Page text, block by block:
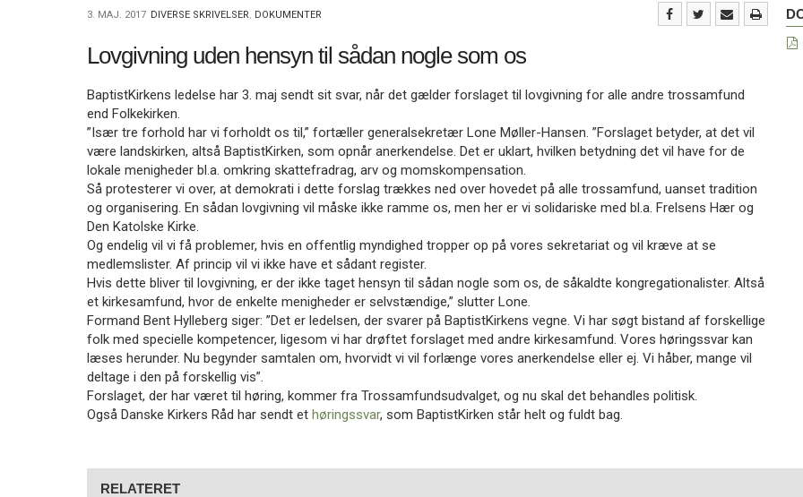
Værktøjskassen
BaptistKirken
vielsesbemyndigelseForrige
3. MAJ. 2017 DIVERSE SKRIVELSER, DOKUMENTER
Lovgivning uden hensyn til sådan nogle som os
BaptistKirkens ledelse har 3. maj sendt sit svar, når det gælder forslaget til lovgivning for alle andre trossamfund
end Folkekirken.
”Især tre forhold har vi forholdt os til,” fortæller generalsekretær Lone Møller-Hansen. ”Forslaget betyder, at det vil
være landskirken, altså BaptistKirken, som opnår anerkendelse. Det er uklart, hvilken betydning det vil have for de
lokale menigheder bl.a. omkring skattefradrag, arv og momskompensation.
Så protesterer vi over, at demokrati i dette forslag trækkes ned over hovedet på alle trossamfund, uanset tradition
og organisering. En sådan lovgivning vil måske ikke ramme os, men her er vi solidariske med bl.a. Frelsens Hær og
Den Katolske Kirke.
Og endelig vil vi få problemer, hvis en offentlig myndighed tropper op på vores sekretariat og vil kræve at se
medlemslister. Af princip vil vi ikke have et sådant register.
Hvis dette bliver til lovgivning, er der ikke taget hensyn til sådan nogle som os, de såkaldte kongregationalister. Altså
et kirkesamfund, hvor de enkelte menigheder er selvstændige,” slutter Lone.
Formand Bent Hylleberg siger: ”Det er ledelsen, der svarer på BaptistKirkens vegne. Vi har søgt bistand af forskellige
folk med specielle kompetencer, ligesom vi har drøftet forslaget med andre kirkesamfund. Vores høringssvar kan
læses herunder. Nu begynder samtalen om, hvorvidt vi vil forlænge vores anerkendelse eller ej. Vi håber, mange vil
deltage i den på forskellig vis”.
Forslaget, der har været til høring, kommer fra Trossamfundsudvalget, og nu skal det behandles politisk.
Også Danske Kirkers Råd har sendt et høringssvar, som BaptistKirken står helt og fuldt bag.
RELATERET